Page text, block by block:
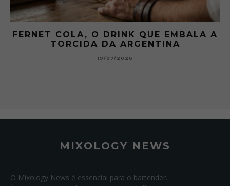
FERNET COLA, O DRINK QUE EMBALA A
TORCIDA DA ARGENTINA
19/07/2026
MIXOLOGY NEWS
O Mixology News é essencial para o bartender.